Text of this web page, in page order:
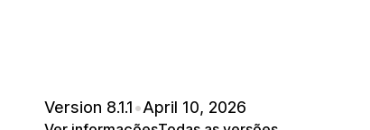
Version 8.1.1•April 10, 2026